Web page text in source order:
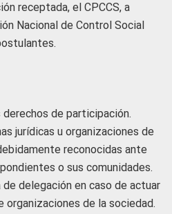
receptada, el CPCCS, a
Nacional de Control Social
de participación.
jurídicas u organizaciones de
reconocidas ante
o sus comunidades.
de delegación en caso de actuar
organizaciones de la sociedad.